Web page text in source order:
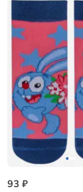
93 ₽